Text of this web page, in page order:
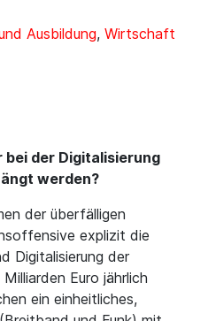
Ausbildung, Wirtschaft
bei der Digitalisierung
werden?
der überfälligen
explizit die
Digitalisierung der
Euro jährlich
ein einheitliches,